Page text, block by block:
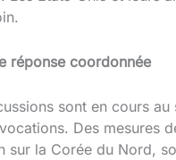
réponse coordonnée
sont en cours
Des mesures
sur la Corée du Nord,